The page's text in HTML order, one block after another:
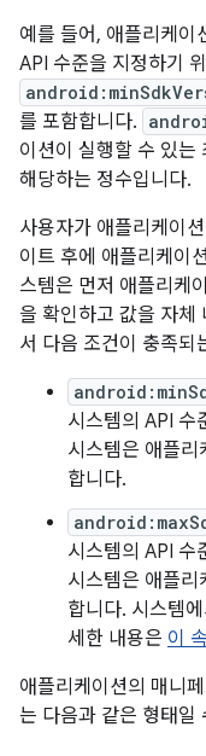
예를 들어, 애플리케이
API 수준을 지정하기
를 포함합니다.
이션이 실행할 수 있는
해당하는 정수입니다.
사용자가 애플리케이
이트 후에 애플리케이
스템은 먼저 애플리케
을 확인하고 값을 자체
서 다음 조건이 충족되
시스템의 API 수
시스템은 애플리
합니다.
시스템의 API 수
시스템은 애플리
합니다. 시스템
세한 내용은 이
애플리케이션의 매니
는 다음과 같은 형태일